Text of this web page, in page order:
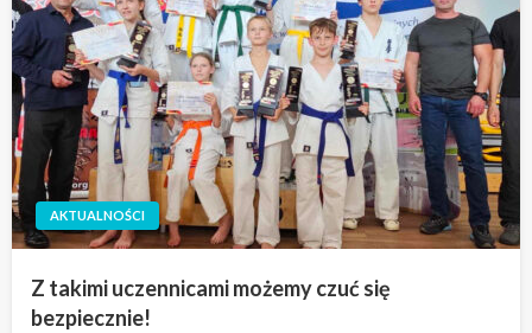
AKTUALNOŚCI
Z takimi uczennicami możemy czuć się
bezpiecznie!